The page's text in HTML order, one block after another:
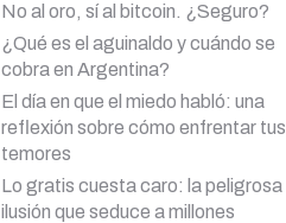
No al oro, sí al bitcoin. ¿Seguro?
¿Qué es el aguinaldo y cuándo se
cobra en Argentina?
El día en que el miedo habló: una
reflexión sobre cómo enfrentar tus
temores
Lo gratis cuesta caro: la peligrosa
ilusión que seduce a millones